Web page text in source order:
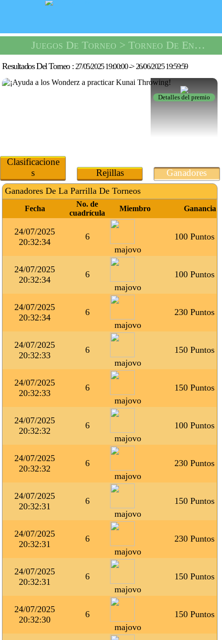
Juegos De Torneo > Torneo De Entrenamiento De Kunai -
Resultados Del Torneo : 27/05/2025 19:00:00->26/06/2025 19:59:59
Detalles del premio
Clasificacione
s
Rejillas Ganadores
Ganadores De La Parrilla De Torneos
Fecha
No. de
cuadrícula
Miembro Ganancia
24/07/2025
20:32:34
6
majovo
100 Puntos
24/07/2025
20:32:34
6
majovo
100 Puntos
24/07/2025
20:32:34
6
majovo
230 Puntos
24/07/2025
20:32:33
6
majovo
150 Puntos
24/07/2025
20:32:33
6
majovo
150 Puntos
24/07/2025
20:32:32
6
majovo
100 Puntos
24/07/2025
20:32:32
6
majovo
230 Puntos
24/07/2025
20:32:31
6
majovo
150 Puntos
24/07/2025
20:32:31
6
majovo
230 Puntos
24/07/2025
20:32:31
6
majovo
150 Puntos
24/07/2025
20:32:30
6
majovo
150 Puntos